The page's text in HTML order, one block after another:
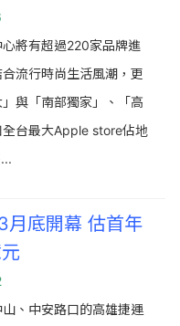
將有超過220家品牌進
流行時尚生活風潮，更
與「南部獨家」、「高
台最大Apple store佔地
月底開幕 估首年
、中安路口的高雄捷運